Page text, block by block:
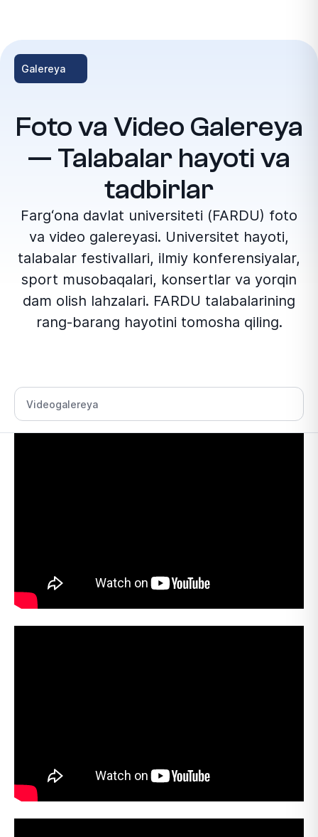
Galereya
Foto va Video Galereya
— Talabalar hayoti va
tadbirlar
Farg‘ona davlat universiteti (FARDU) foto
va video galereyasi. Universitet hayoti,
talabalar festivallari, ilmiy konferensiyalar,
sport musobaqalari, konsertlar va yorqin
dam olish lahzalari. FARDU talabalarining
rang-barang hayotini tomosha qiling.
Bo‘lim tanlang